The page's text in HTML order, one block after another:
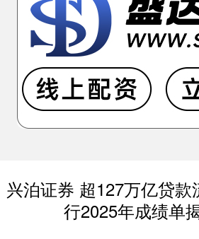
兴泊证券 超127万亿贷
行2025年成绩单